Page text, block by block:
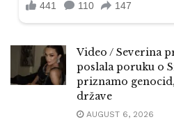
Video / Severina
poslala poruku o
priznamo
države
AUGUST 6, 2026